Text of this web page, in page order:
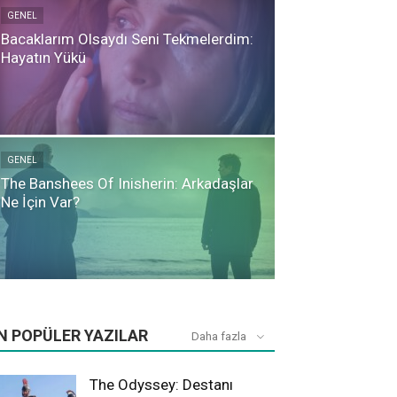
GENEL
Bacaklarım Olsaydı Seni Tekmelerdim:
Hayatın Yükü
GENEL
The Banshees Of Inisherin: Arkadaşlar
Ne İçin Var?
POPÜLER YAZILAR Daha fazla
The Odyssey: Destanı